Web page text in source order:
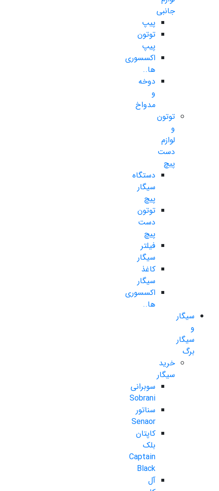
جانبی
پیپ
توتون
پیپ
اکسسوری
ها..
دوخه
و
مدواخ
توتون
و
لوازم
دست
پیچ
دستگاه
سیگار
پیچ
توتون
دست
پیچ
فیلتر
سیگار
کاغذ
سیگار
اکسسوری
ها..
سیگار
و
سیگار
برگ
خرید
سیگار
سوبرانی
Sobrani
سناتور
Senaor
کاپتان
بلک
Captain
Black
آل